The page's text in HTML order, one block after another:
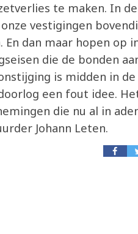
te maken. In
vestigingen
En dan maar hopen op
die de bonden
is midden in
een fout idee.
die nu al in
Johann Leten.